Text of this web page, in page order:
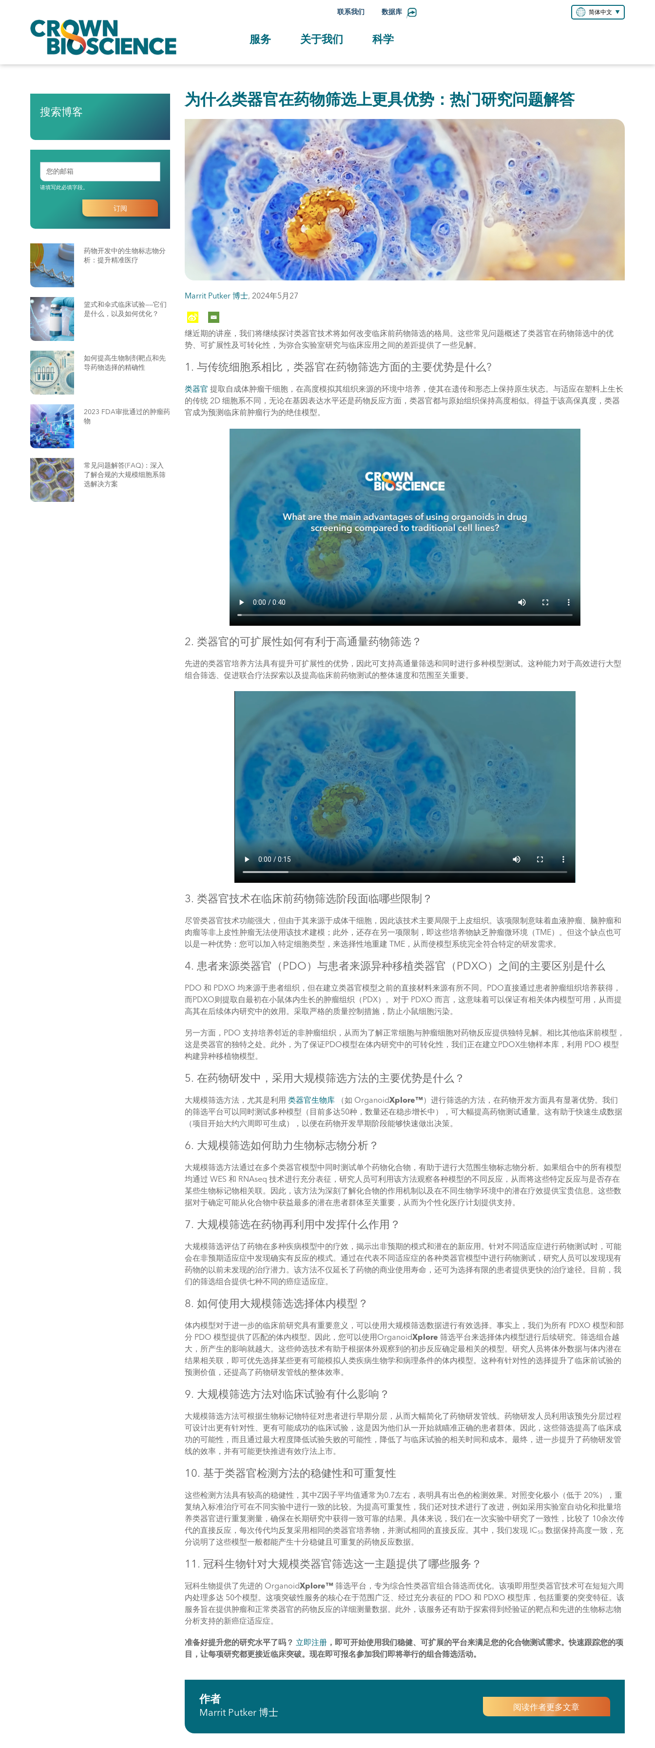
联系我们 数据库 简体中文
服务 关于我们 科学
为什么类器官在药物筛选上更具优势：热门研究问题解答
Marrit Putker 博士, 2024年5月27
继近期的讲座，我们将继续探讨类器官技术将如何改变临床前药物筛选的格局。这些常见问题概述了类器官在药物筛选中的优
势、可扩展性及可转化性，为弥合实验室研究与临床应用之间的差距提供了一些见解。
1. 与传统细胞系相比，类器官在药物筛选方面的主要优势是什么?
类器官 提取自成体肿瘤干细胞，在高度模拟其组织来源的环境中培养，使其在遗传和形态上保持原生状态。与适应在塑料上生长
的传统 2D 细胞系不同，无论在基因表达水平还是药物反应方面，类器官都与原始组织保持高度相似。得益于该高保真度，类器
官成为预测临床前肿瘤行为的绝佳模型。
2. 类器官的可扩展性如何有利于高通量药物筛选？
先进的类器官培养方法具有提升可扩展性的优势，因此可支持高通量筛选和同时进行多种模型测试。这种能力对于高效进行大型
组合筛选、促进联合疗法探索以及提高临床前药物测试的整体速度和范围至关重要。
3. 类器官技术在临床前药物筛选阶段面临哪些限制？
尽管类器官技术功能强大，但由于其来源于成体干细胞，因此该技术主要局限于上皮组织。该项限制意味着血液肿瘤、脑肿瘤和
肉瘤等非上皮性肿瘤无法使用该技术建模；此外，还存在另一项限制，即这些培养物缺乏肿瘤微环境（TME）。但这个缺点也可
以是一种优势：您可以加入特定细胞类型，来选择性地重建 TME，从而使模型系统完全符合特定的研发需求。
4. 患者来源类器官（PDO）与患者来源异种移植类器官（PDXO）之间的主要区别是什么
PDO 和 PDXO 均来源于患者组织，但在建立类器官模型之前的直接材料来源有所不同。PDO直接通过患者肿瘤组织培养获得，
而PDXO则提取自最初在小鼠体内生长的肿瘤组织（PDX）。对于 PDXO 而言，这意味着可以保证有相关体内模型可用，从而提
高其在后续体内研究中的效用。采取严格的质量控制措施，防止小鼠细胞污染。
另一方面，PDO 支持培养邻近的非肿瘤组织，从而为了解正常细胞与肿瘤细胞对药物反应提供独特见解。相比其他临床前模型，
这是类器官的独特之处。此外，为了保证PDO模型在体内研究中的可转化性，我们正在建立PDOX生物样本库，利用 PDO 模型
构建异种移植物模型。
5. 在药物研发中，采用大规模筛选方法的主要优势是什么？
大规模筛选方法，尤其是利用 类器官生物库 （如 OrganoidXplore™）进行筛选的方法，在药物开发方面具有显著优势。我们
的筛选平台可以同时测试多种模型（目前多达50种，数量还在稳步增长中），可大幅提高药物测试通量。这有助于快速生成数据
（项目开始大约六周即可生成），以便在药物开发早期阶段能够快速做出决策。
6. 大规模筛选如何助力生物标志物分析？
大规模筛选方法通过在多个类器官模型中同时测试单个药物化合物，有助于进行大范围生物标志物分析。如果组合中的所有模型
均通过 WES 和 RNAseq 技术进行充分表征，研究人员可利用该方法观察各种模型的不同反应，从而将这些特定反应与是否存在
某些生物标记物相关联。因此，该方法为深刻了解化合物的作用机制以及在不同生物学环境中的潜在疗效提供宝贵信息。这些数
据对于确定可能从化合物中获益最多的潜在患者群体至关重要，从而为个性化医疗计划提供支持。
7. 大规模筛选在药物再利用中发挥什么作用？
大规模筛选评估了药物在多种疾病模型中的疗效，揭示出非预期的模式和潜在的新应用。针对不同适应症进行药物测试时，可能
会在非预期适应症中发现确实有反应的模式。通过在代表不同适应症的各种类器官模型中进行药物测试，研究人员可以发现现有
药物的以前未发现的治疗潜力。该方法不仅延长了药物的商业使用寿命，还可为选择有限的患者提供更快的治疗途径。目前，我
们的筛选组合提供七种不同的癌症适应症。
8. 如何使用大规模筛选选择体内模型？
体内模型对于进一步的临床前研究具有重要意义，可以使用大规模筛选数据进行有效选择。事实上，我们为所有 PDXO 模型和部
分 PDO 模型提供了匹配的体内模型。因此，您可以使用OrganoidXplore 筛选平台来选择体内模型进行后续研究。筛选组合越
大，所产生的影响就越大。这些帅选技术有助于根据体外观察到的初步反应确定最相关的模型。研究人员将体外数据与体内潜在
结果相关联，即可优先选择某些更有可能模拟人类疾病生物学和病理条件的体内模型。这种有针对性的选择提升了临床前试验的
预测价值，还提高了药物研发管线的整体效率。
9. 大规模筛选方法对临床试验有什么影响？
大规模筛选方法可根据生物标记物特征对患者进行早期分层，从而大幅简化了药物研发管线。药物研发人员利用该预先分层过程
可设计出更有针对性、更有可能成功的临床试验，这是因为他们从一开始就瞄准正确的患者群体。因此，这些筛选提高了临床成
功的可能性，而且通过最大程度降低试验失败的可能性，降低了与临床试验的相关时间和成本。最终，进一步提升了药物研发管
线的效率，并有可能更快推进有效疗法上市。
10. 基于类器官检测方法的稳健性和可重复性
这些检测方法具有较高的稳健性，其中Z因子平均值通常为0.7左右，表明具有出色的检测效果。对照变化极小（低于 20%），重
复纳入标准治疗可在不同实验中进行一致的比较。为提高可重复性，我们还对技术进行了改进，例如采用实验室自动化和批量培
养类器官进行重复测量，确保在长期研究中获得一致可靠的结果。具体来说，我们在一次实验中研究了一致性，比较了 10余次传
代的直接反应，每次传代均反复采用相同的类器官培养物，并测试相同的直接反应。其中，我们发现 IC50 数据保持高度一致，充
分说明了这些模型一般都能产生十分稳健且可重复的药物反应数据。
11. 冠科生物针对大规模类器官筛选这一主题提供了哪些服务？
冠科生物提供了先进的 OrganoidXplore™筛选平台，专为综合性类器官组合筛选而优化。该项即用型类器官技术可在短短六周
内处理多达 50个模型。这项突破性服务的核心在于范围广泛、经过充分表征的 PDO 和 PDXO 模型库，包括重要的突变特征。该
服务旨在提供肿瘤和正常类器官的药物反应的详细测量数据。此外，该服务还有助于探索得到经验证的靶点和先进的生物标志物
分析支持的新癌症适应症。
准备好提升您的研究水平了吗？ 立即注册 ，即可开始使用我们稳健、可扩展的平台来满足您的化合物测试需求。快速跟踪您的项
目，让每项研究都更接近临床突破。现在即可报名参加我们即将举行的组合筛选活动。
作者
Marrit Putker 博士 阅读作者更多文章
搜索博客
请填写此必填字段。
药物开发中的生物标志物分
析：提升精准医疗
篮式和伞式临床试验——它们
是什么，以及如何优化？
如何提高生物制剂靶点和先
导药物选择的精确性
2023 FDA审批通过的肿瘤药
物
常见问题解答(FAQ)：深入
了解合规的大规模细胞系筛
选解决方案